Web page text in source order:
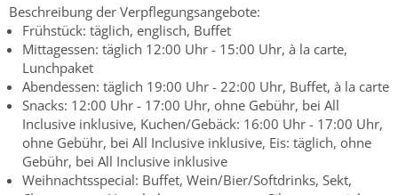
Beschreibung der Verpflegungsangebote:
Frühstück: täglich, englisch, Buffet
Mittagessen: täglich 12:00 Uhr - 15:00 Uhr, à la carte,
Lunchpaket
Abendessen: täglich 19:00 Uhr - 22:00 Uhr, Buffet, à la carte
Snacks: 12:00 Uhr - 17:00 Uhr, ohne Gebühr, bei All
Inclusive inklusive, Kuchen/Gebäck: 16:00 Uhr - 17:00 Uhr,
ohne Gebühr, bei All Inclusive inklusive, Eis: täglich, ohne
Gebühr, bei All Inclusive inklusive
Weihnachtsspecial: Buffet, Wein/Bier/Softdrinks, Sekt,